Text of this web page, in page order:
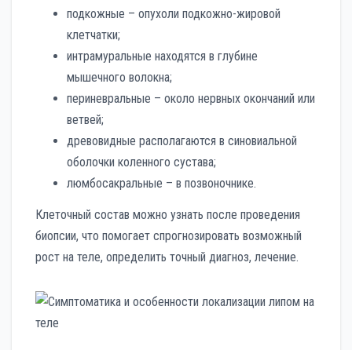
подкожные – опухоли подкожно-жировой
клетчатки;
интрамуральные находятся в глубине
мышечного волокна;
периневральные – около нервных окончаний или
ветвей;
древовидные располагаются в синовиальной
оболочки коленного сустава;
люмбосакральные – в позвоночнике.
Клеточный состав можно узнать после проведения
биопсии, что помогает спрогнозировать возможный
рост на теле, определить точный диагноз, лечение.